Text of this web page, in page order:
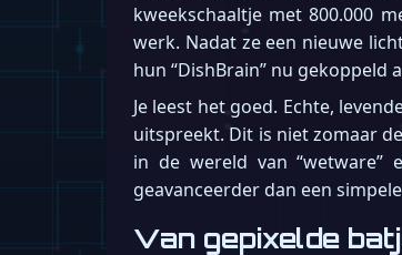
kweekschaaltje met 800.000
werk. Nadat ze een nieuwe
hun “DishBrain” nu gekoppeld
Je leest het goed. Echte,
uitspreekt. Dit is niet zomaar
in de wereld van “wetware”
geavanceerder dan een
Van gepixelde